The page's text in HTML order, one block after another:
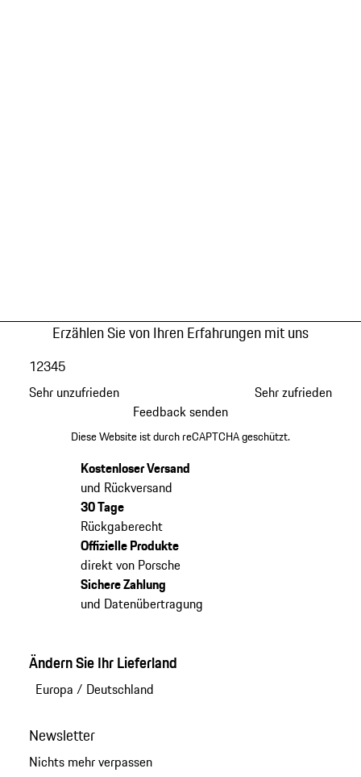
Erzählen Sie von Ihren Erfahrungen mit uns
Sehr unzufrieden
12345
Sehr zufrieden
Feedback senden
Diese Website ist durch reCAPTCHA geschützt.
Kostenloser Versand
und Rückversand
30 Tage
Rückgaberecht
Offizielle Produkte
direkt von Porsche
Sichere Zahlung
und Datenübertragung
Ändern Sie Ihr Lieferland
Europa / Deutschland
Newsletter
Nichts mehr verpassen